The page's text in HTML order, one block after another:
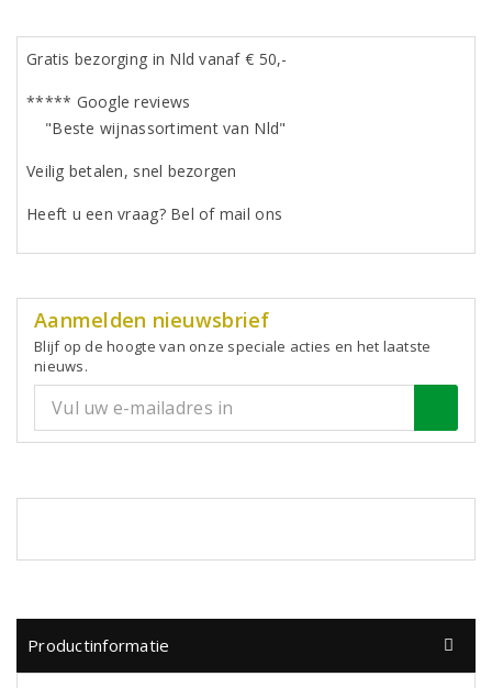
Gratis bezorging in Nld vanaf € 50,-
***** Google reviews
"Beste wijnassortiment van Nld"
Veilig betalen, snel bezorgen
Heeft u een vraag? Bel of mail ons
Aanmelden nieuwsbrief
Blijf op de hoogte van onze speciale acties en het laatste
nieuws.
Productinformatie